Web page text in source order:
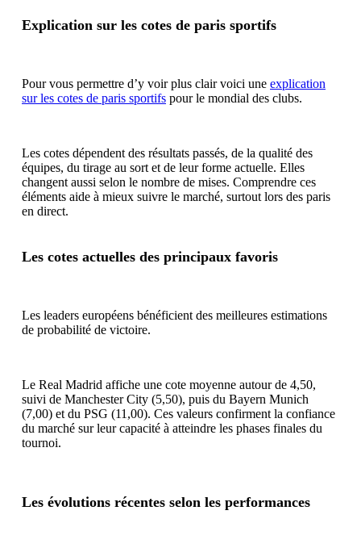
Explication sur les cotes de paris sportifs
Pour vous permettre d’y voir plus clair voici une explication
sur les cotes de paris sportifs pour le mondial des clubs.
Les cotes dépendent des résultats passés, de la qualité des
équipes, du tirage au sort et de leur forme actuelle. Elles
changent aussi selon le nombre de mises. Comprendre ces
éléments aide à mieux suivre le marché, surtout lors des paris
en direct.
Les cotes actuelles des principaux favoris
Les leaders européens bénéficient des meilleures estimations
de probabilité de victoire.
Le Real Madrid affiche une cote moyenne autour de 4,50,
suivi de Manchester City (5,50), puis du Bayern Munich
(7,00) et du PSG (11,00). Ces valeurs confirment la confiance
du marché sur leur capacité à atteindre les phases finales du
tournoi.
Les évolutions récentes selon les performances